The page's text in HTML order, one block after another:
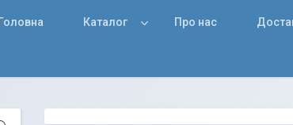
Головна Каталог Про нас